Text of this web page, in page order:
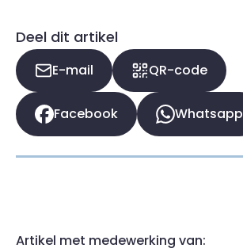
Deel dit artikel
E-mail QR-code
Facebook Whatsapp
Artikel met medewerking van: